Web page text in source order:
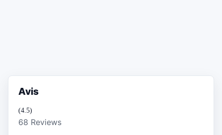
Avis
(4.5)
68 Reviews